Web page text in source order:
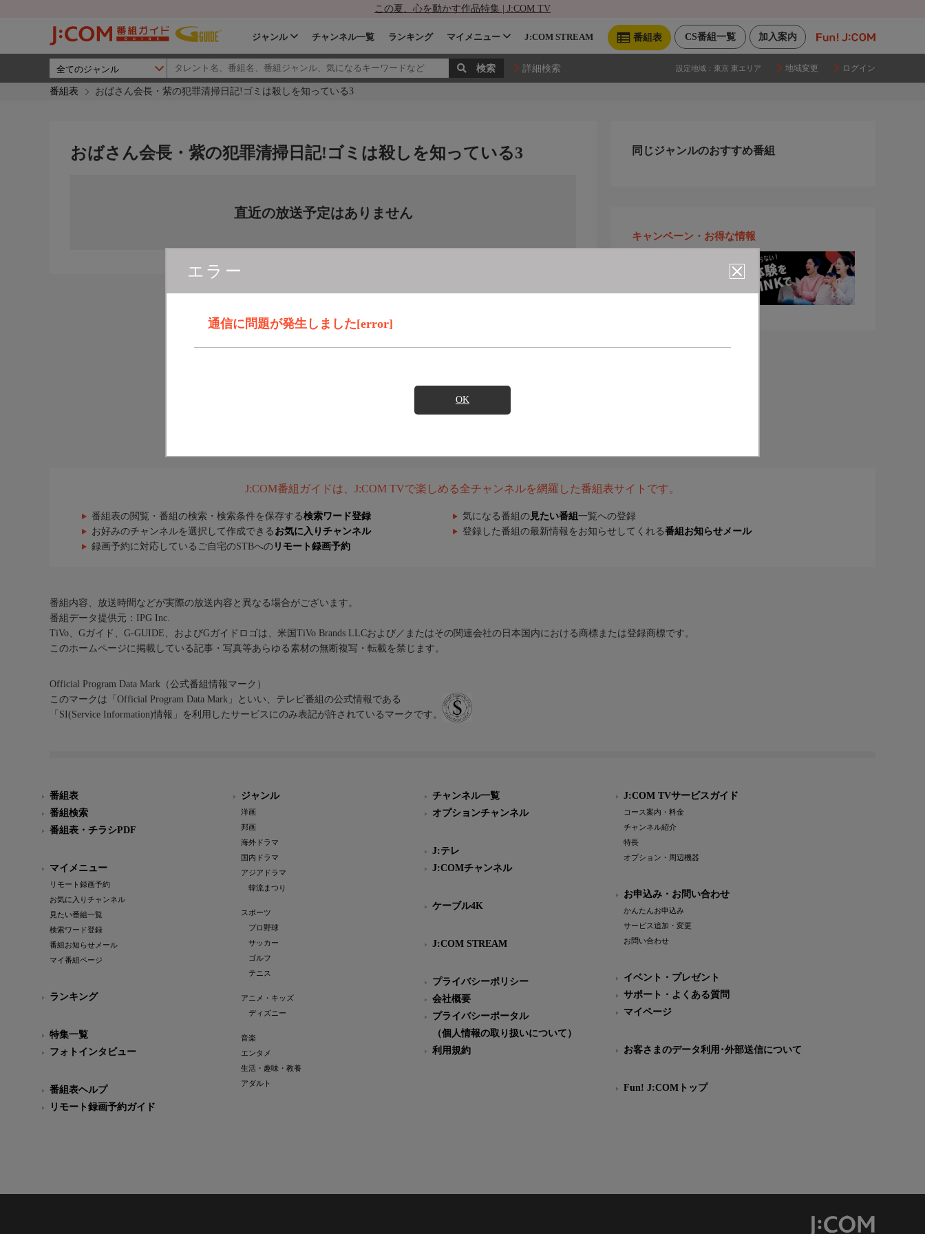
この夏、心を動かす作品特集 | J:COM TV
加入案内
CS番組一覧
番組表
ジャンル チャンネル一覧 ランキング マイメニュー J:COM STREAM
詳細検索 設定地域： 東京 東エリア 地域変更 ログイン
番組表 おばさん会長・紫の犯罪清掃日記!ゴミは殺しを知っている3
エラー
通信に問題が発生しました[error]
OK
おばさん会長・紫の犯罪清掃日記!ゴミは殺しを知っている3
直近の放送予定はありません
同じジャンルのおすすめ番組
キャンペーン・お得な情報
J:COM番組ガイドは、J:COM TVで楽しめる全チャンネルを網羅した番組表サイトです。
番組表の閲覧・番組の検索・検索条件を保存する検索ワード登録 気になる番組の 見たい番組 一覧への登録
お好みのチャンネルを選択して作成できる お気に入りチャンネル 登録した番組の最新情報をお知らせしてくれる番組お知らせメール
録画予約に対応しているご自宅のSTBへの リモート録画予約
番組内容、放送時間などが実際の放送内容と異なる場合がございます。
番組データ提供元：IPG Inc.
TiVo、Gガイド、G-GUIDE、およびGガイドロゴは、米国TiVo Brands LLCおよび／またはその関連会社の日本国内における商標または登録商標です。
このホームページに掲載している記事・写真等あらゆる素材の無断複写・転載を禁じます。
Official Program Data Mark（公式番組情報マーク）
このマークは「Official Program Data Mark」といい、テレビ番組の公式情報である
「SI(Service Information)情報」を利用したサービスにのみ表記が許されているマークです。
番組表
番組検索
番組表・チラシPDF
マイメニュー
リモート録画予約
お気に入りチャンネル
見たい番組一覧
検索ワード登録
番組お知らせメール
マイ番組ページ
ランキング
特集一覧
フォトインタビュー
番組表ヘルプ
リモート録画予約ガイド
ジャンル
洋画
邦画
海外ドラマ
国内ドラマ
アジアドラマ
韓流まつり
スポーツ
プロ野球
サッカー
ゴルフ
テニス
アニメ・キッズ
ディズニー
音楽
エンタメ
生活・趣味・教養
アダルト
チャンネル一覧
オプションチャンネル
J:テレ
J:COMチャンネル
ケーブル4K
J:COM STREAM
プライバシーポリシー
会社概要
プライバシーポータル
（個人情報の取り扱いについて）
利用規約
J:COM TVサービスガイド
コース案内・料金
チャンネル紹介
特長
オプション・周辺機器
お申込み・お問い合わせ
かんたんお申込み
サービス追加・変更
お問い合わせ
イベント・プレゼント
サポート・よくある質問
マイページ
お客さまのデータ利用･外部送信について
Fun! J:COMトップ